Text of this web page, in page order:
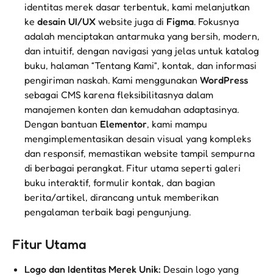
identitas merek dasar terbentuk, kami melanjutkan
ke desain UI/UX website juga di Figma. Fokusnya
adalah menciptakan antarmuka yang bersih, modern,
dan intuitif, dengan navigasi yang jelas untuk katalog
buku, halaman “Tentang Kami”, kontak, dan informasi
pengiriman naskah. Kami menggunakan WordPress
sebagai CMS karena fleksibilitasnya dalam
manajemen konten dan kemudahan adaptasinya.
Dengan bantuan Elementor, kami mampu
mengimplementasikan desain visual yang kompleks
dan responsif, memastikan website tampil sempurna
di berbagai perangkat. Fitur utama seperti galeri
buku interaktif, formulir kontak, dan bagian
berita/artikel, dirancang untuk memberikan
pengalaman terbaik bagi pengunjung.
Fitur Utama
Logo dan Identitas Merek Unik: Desain logo yang